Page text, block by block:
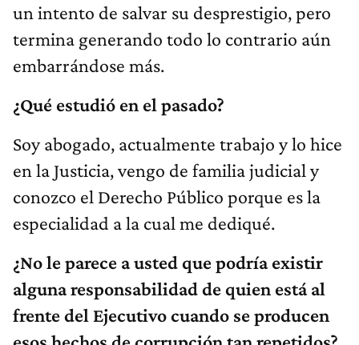
un intento de salvar su desprestigio, pero
termina generando todo lo contrario aún
embarrándose más.
¿Qué estudió en el pasado?
Soy abogado, actualmente trabajo y lo hice
en la Justicia, vengo de familia judicial y
conozco el Derecho Público porque es la
especialidad a la cual me dediqué.
¿No le parece a usted que podría existir
alguna responsabilidad de quien está al
frente del Ejecutivo cuando se producen